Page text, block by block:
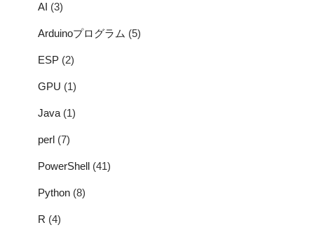
AI (3)
Arduinoプログラム (5)
ESP (2)
GPU (1)
Java (1)
perl (7)
PowerShell (41)
Python (8)
R (4)